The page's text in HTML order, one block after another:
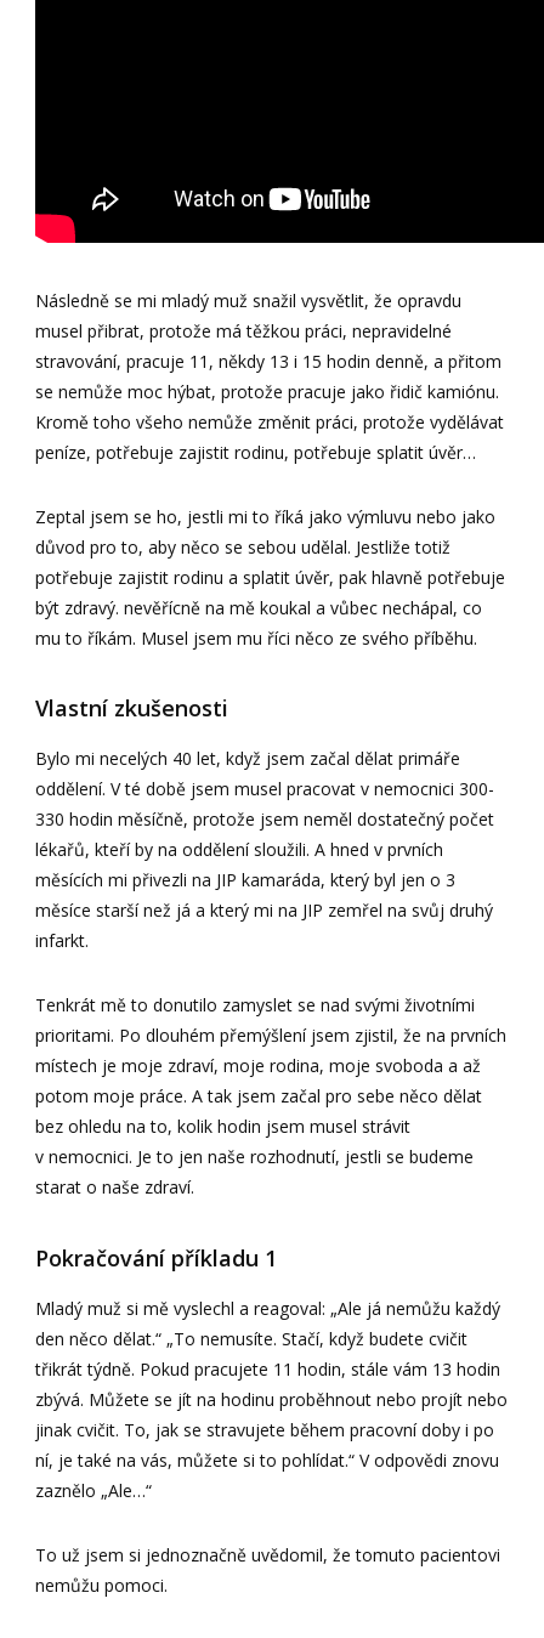
Následně se mi mladý muž snažil vysvětlit, že opravdu
musel přibrat, protože má těžkou práci, nepravidelné
stravování, pracuje 11, někdy 13 i 15 hodin denně, a přitom
se nemůže moc hýbat, protože pracuje jako řidič kamiónu.
Kromě toho všeho nemůže změnit práci, protože vydělávat
peníze, potřebuje zajistit rodinu, potřebuje splatit úvěr…
Zeptal jsem se ho, jestli mi to říká jako výmluvu nebo jako
důvod pro to, aby něco se sebou udělal. Jestliže totiž
potřebuje zajistit rodinu a splatit úvěr, pak hlavně potřebuje
být zdravý. nevěřícně na mě koukal a vůbec nechápal, co
mu to říkám. Musel jsem mu říci něco ze svého příběhu.
Vlastní zkušenosti
Bylo mi necelých 40 let, když jsem začal dělat primáře
oddělení. V té době jsem musel pracovat v nemocnici 300-
330 hodin měsíčně, protože jsem neměl dostatečný počet
lékařů, kteří by na oddělení sloužili. A hned v prvních
měsících mi přivezli na JIP kamaráda, který byl jen o 3
měsíce starší než já a který mi na JIP zemřel na svůj druhý
infarkt.
Tenkrát mě to donutilo zamyslet se nad svými životními
prioritami. Po dlouhém přemýšlení jsem zjistil, že na prvních
místech je moje zdraví, moje rodina, moje svoboda a až
potom moje práce. A tak jsem začal pro sebe něco dělat
bez ohledu na to, kolik hodin jsem musel strávit
v nemocnici. Je to jen naše rozhodnutí, jestli se budeme
starat o naše zdraví.
Pokračování příkladu 1
Mladý muž si mě vyslechl a reagoval: „Ale já nemůžu každý
den něco dělat.“ „To nemusíte. Stačí, když budete cvičit
třikrát týdně. Pokud pracujete 11 hodin, stále vám 13 hodin
zbývá. Můžete se jít na hodinu proběhnout nebo projít nebo
jinak cvičit. To, jak se stravujete během pracovní doby i po
ní, je také na vás, můžete si to pohlídat.“ V odpovědi znovu
zaznělo „Ale…“
To už jsem si jednoznačně uvědomil, že tomuto pacientovi
nemůžu pomoci.